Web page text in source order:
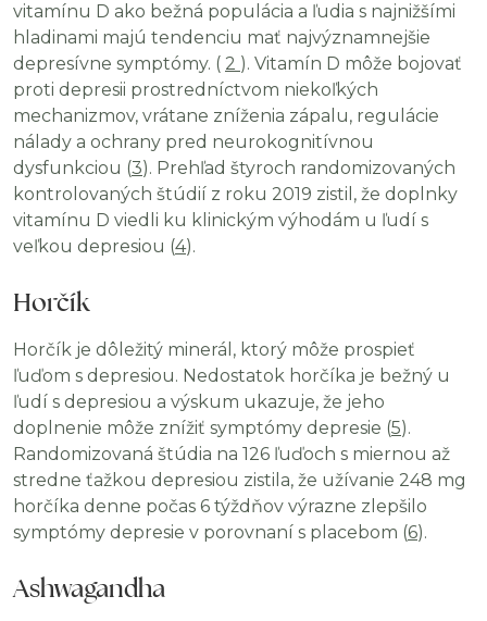
vitamínu D ako bežná populácia a ľudia s najnižšími
hladinami majú tendenciu mať najvýznamnejšie
depresívne symptómy. ( 2 ). Vitamín D môže bojovať
proti depresii prostredníctvom niekoľkých
mechanizmov, vrátane zníženia zápalu, regulácie
nálady a ochrany pred neurokognitívnou
dysfunkciou (3). Prehľad štyroch randomizovaných
kontrolovaných štúdií z roku 2019 zistil, že doplnky
vitamínu D viedli ku klinickým výhodám u ľudí s
veľkou depresiou (4).
Horčík
Horčík je dôležitý minerál, ktorý môže prospieť
ľuďom s depresiou. Nedostatok horčíka je bežný u
ľudí s depresiou a výskum ukazuje, že jeho
doplnenie môže znížiť symptómy depresie (5).
Randomizovaná štúdia na 126 ľuďoch s miernou až
stredne ťažkou depresiou zistila, že užívanie 248 mg
horčíka denne počas 6 týždňov výrazne zlepšilo
symptómy depresie v porovnaní s placebom (6).
Ashwagandha